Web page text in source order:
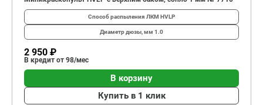
Способ распыления ЛКМ HVLP
Диаметр дюзы, мм 1.0
2 950 ₽
В кредит от 98/мес
В корзину
Купить в 1 клик